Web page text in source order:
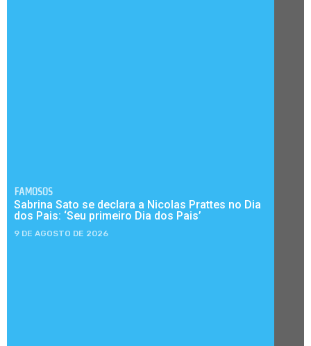
FAMOSOS
Sabrina Sato se declara a Nicolas Prattes no Dia
dos Pais: ‘Seu primeiro Dia dos Pais’
9 DE AGOSTO DE 2026